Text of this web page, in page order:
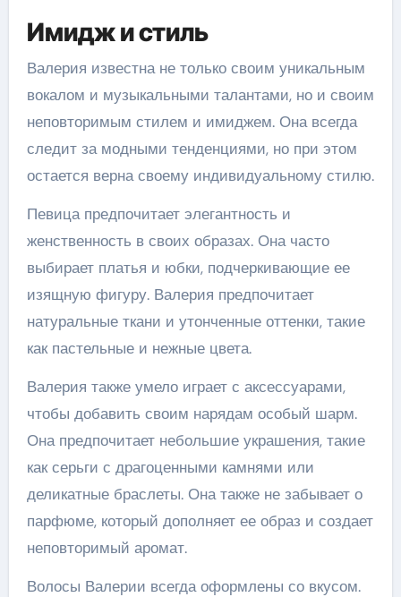
Имидж и стиль
Валерия известна не только своим уникальным
вокалом и музыкальными талантами, но и своим
неповторимым стилем и имиджем. Она всегда
следит за модными тенденциями, но при этом
остается верна своему индивидуальному стилю.
Певица предпочитает элегантность и
женственность в своих образах. Она часто
выбирает платья и юбки, подчеркивающие ее
изящную фигуру. Валерия предпочитает
натуральные ткани и утонченные оттенки, такие
как пастельные и нежные цвета.
Валерия также умело играет с аксессуарами,
чтобы добавить своим нарядам особый шарм.
Она предпочитает небольшие украшения, такие
как серьги с драгоценными камнями или
деликатные браслеты. Она также не забывает о
парфюме, который дополняет ее образ и создает
неповторимый аромат.
Волосы Валерии всегда оформлены со вкусом.